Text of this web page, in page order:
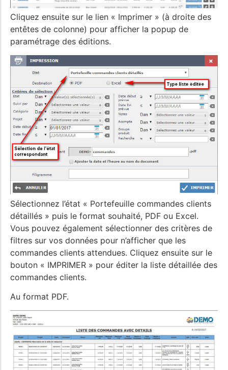
Cliquez ensuite sur le lien « Imprimer » (à droite des
entêtes de colonne) pour afficher la popup de
paramétrage des éditions.
Sélectionnez l’état « Portefeuille commandes clients
détaillés » puis le format souhaité, PDF ou Excel.
Vous pouvez également sélectionner des critères de
filtres sur vos données pour n’afficher que les
commandes clients attendues. Cliquez ensuite sur le
bouton « IMPRIMER » pour éditer la liste détaillée des
commandes clients.
Au format PDF.